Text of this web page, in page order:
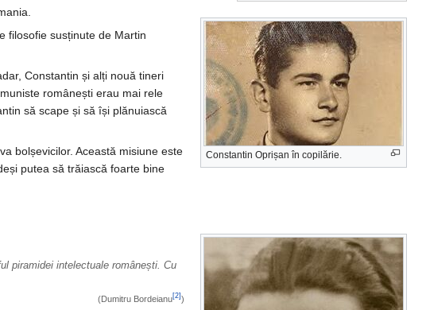
Constantin Oprișan în copilărie.
filosofie susținute de Martin
Constantin și alți nouă tineri
românești erau mai rele
să scape și să își plănuiască
bolșevicilor. Această misiune este
putea să trăiască foarte bine
piramidei intelectuale românești. Cu
(Dumitru Bordeianu[2])